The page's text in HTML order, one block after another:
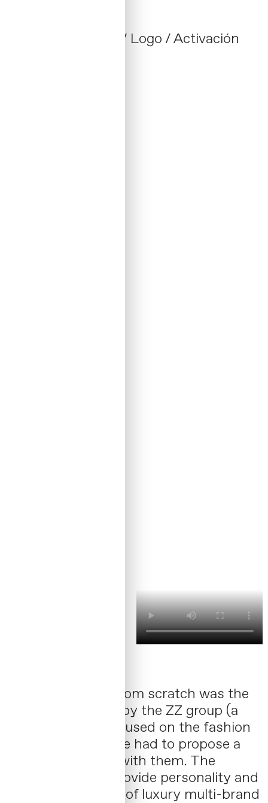
Branding: Naming / Logo / Activación
Creating a brand from scratch was the
assignment made by the ZZ group (a
business group focused on the fashion
sector), in which we had to propose a
strategy together with them. The
objective was to provide personality and
identity to a brand of luxury multi-brand